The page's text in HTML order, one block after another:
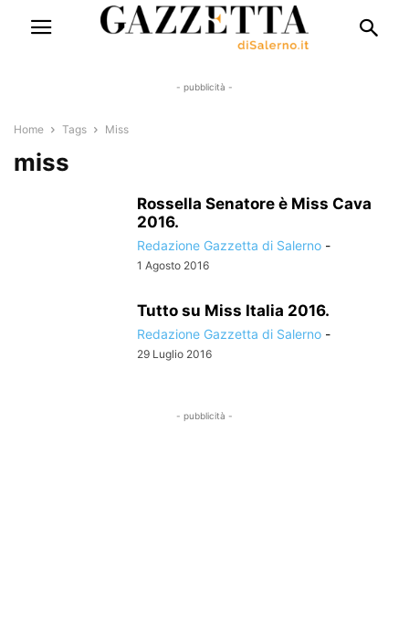
- pubblicità -
Home Tags Miss
miss
Rossella Senatore è Miss Cava
2016.
Redazione Gazzetta di Salerno -
1 Agosto 2016
Tutto su Miss Italia 2016.
Redazione Gazzetta di Salerno -
29 Luglio 2016
- pubblicità -